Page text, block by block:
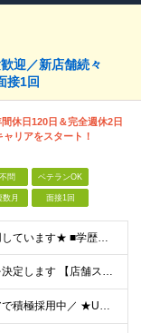
迎／新店舗続々
接1回
間休日120日＆完全週休2日
リアをスタート！
問 ベテランOK
数月 面接1回
★第二新卒の方を積極採用しています★ ■学歴不問 ■業種・職種とも未経験OK！ ＼店長やエリアマネージャーの経験がある方は即戦力として／ 【ブランク・未経験の方も大歓迎】 大切なのは、スタッフや
※経験・能力により金額を決定します 【店舗スタッフスタート】 ■月給24万3000円～ ※上記金額には固定残業代（19時間分／29,300円）を含む。 ※上記を超える時間外労働分は追加で支給 ※引
＼関東・関西・東海エリアで積極採用中／ ★U・Iターン歓迎！ ★住居手当有り（規定あり） ★WEB面接1回のみ！ ★現在のお住まいから引っ越しが必要な場合には、 住居取得にかかる初期費用・引っ越し